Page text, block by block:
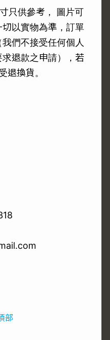
只供參考， 圖片可
以實物為準，訂單
們不接受任何個人
退款之申請），若
退換貨。
部